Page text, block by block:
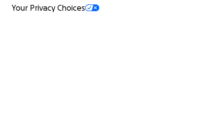
Your Privacy Choices